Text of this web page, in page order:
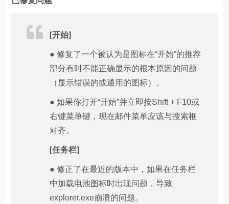
[开始]
● 修复了一个被认为是图标在“开始”的推荐
部分有时不能正确显示的根本原因的问题
（显示错误的或通用的图标）。
● 如果你打开“开始”并立即按Shift + F10或
右键菜单键，现在邮件菜单应该与搜索框
对齐。
[任务栏]
● 修正了在最近的版本中，如果在任务栏
中加载电池图标时出现问题，导致
explorer.exe崩溃的问题。